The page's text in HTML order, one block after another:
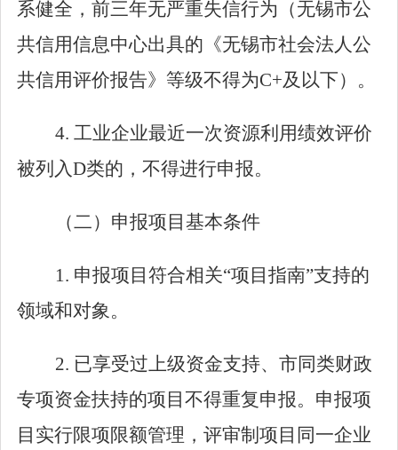
系健全，前三年无严重失信行为（无锡市公
共信用信息中心出具的《无锡市社会法人公
共信用评价报告》等级不得为C+及以下）。
4. 工业企业最近一次资源利用绩效评价
被列入D类的，不得进行申报。
（二） 申报项目基本条件
1. 申报项目符合相关“项目指南”支持的
领域和对象。
2. 已享受过上级资金支持、市同类财政
专项资金扶持的项目不得重复申报。申报项
目实行限项限额管理，评审制项目同一企业